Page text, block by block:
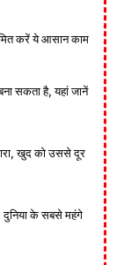
करें ये आसान काम
सकता है, यहां जानें
खुद को उससे दूर
दुनिया के सबसे महंगे